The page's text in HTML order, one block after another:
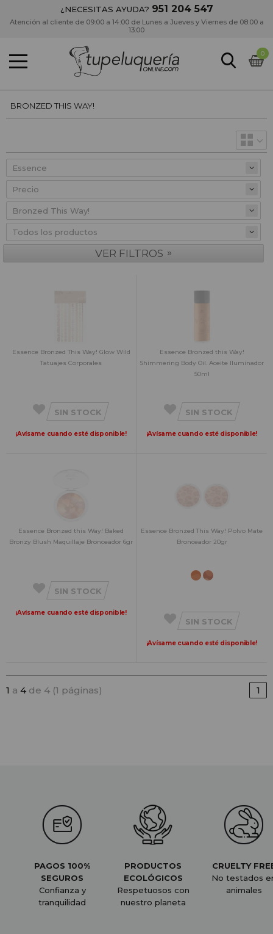
¿NECESITAS AYUDA? 951 204 547
Atención al cliente de 09:00 a 14:00 de Lunes a Jueves y Viernes de 08:00 a
13:00
0
BRONZED THIS WAY!
Precio
VER FILTROS »
Essence Bronzed This Way! Glow Wild
Tatuajes Corporales
SIN STOCK
¡Avísame cuando esté disponible!
Essence Bronzed this Way!
Shimmering Body Oil. Aceite Iluminador
50ml
SIN STOCK
¡Avísame cuando esté disponible!
Essence Bronzed this Way! Baked
Bronzy Blush Maquillaje Bronceador 6gr
SIN STOCK
¡Avísame cuando esté disponible!
Essence Bronzed This Way! Polvo Mate
Bronceador 20gr
SIN STOCK
¡Avísame cuando esté disponible!
1 a 4 de 4 (1 páginas) 1
PAGOS 100%
SEGUROS
Confianza y
tranquilidad
PRODUCTOS
ECOLÓGICOS
Respetuosos con
nuestro planeta
CRUELTY
No testados
animales